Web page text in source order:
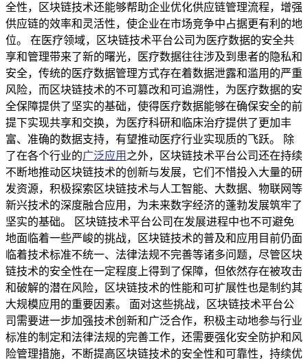
全性，区块链技术还能够帮助企业优化供应链管理流程，增强
供应链的效率和灵活性，使企业在市场竞争中占据更有利的地
位。 在医疗领域，区块链技术平台公司为医疗数据的安全共
享和管理带来了新的曙光，医疗数据往往涉及到患者的隐私和
安全，传统的医疗数据管理方式存在着数据泄露和滥用的严重
风险，而区块链技术的不可篡改和可追溯性，为医疗数据的安
全保障提供了坚实的基础，使得医疗数据能够在确保安全的前
提下实现共享和交换，为医疗科研和临床治疗提供了更加丰
富、准确的数据支持，有望推动医疗行业实现质的飞跃。 除
了在各个行业的广泛应用 之外，区块链技术平台公司还在持续
不断地推动区块链技术的创新与发展，它们不惜投入大量的研
发资源，积极探索区块链技术与人工智能、大数据、物联网等
新兴技术的深度融合应用，为未来数字经济的蓬勃发展筑牢了
坚实的基础。 区块链技术平台公司在发展进程中也不可避免
地面临着一些严峻的挑战，区块链技术的普及和应用目前仍面
临着技术标准不统一、法律法规不完善等诸多问题，尽管区块
链技术的安全性在一定程度上得到了保障，但依然存在被攻击
和破解的潜在风险，区块链技术的性能和可扩展性也是制约其
大规模应用的重要因素。 面对这些挑战，区块链技术平台公
司需要进一步加强技术创新和广泛合作，积极主动地参与行业
标准的制定和法律法规的完善工作，还需要强化安全防护和风
险管理措施，不断提高区块链技术的安全性和可靠性，持续优